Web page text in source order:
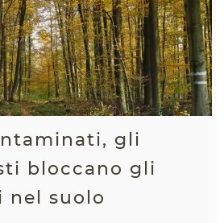
gli
bloccano gli
nel suolo